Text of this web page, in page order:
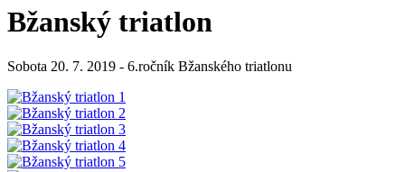
Bžanský triatlon
Sobota 20. 7. 2019 - 6.ročník Bžanského triatlonu